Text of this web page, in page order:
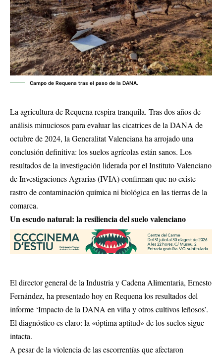
Campo de Requena tras el paso de la DANA.
La agricultura de Requena respira tranquila. Tras dos años de
análisis minuciosos para evaluar las cicatrices de la DANA de
octubre de 2024, la Generalitat Valenciana ha arrojado una
conclusión definitiva: los suelos agrícolas están sanos. Los
resultados de la investigación liderada por el Instituto Valenciano
de Investigaciones Agrarias (IVIA) confirman que no existe
rastro de contaminación química ni biológica en las tierras de la
comarca.
Un escudo natural: la resiliencia del suelo valenciano
El director general de la Industria y Cadena Alimentaria, Ernesto
Fernández, ha presentado hoy en Requena los resultados del
informe ‘Impacto de la DANA en viña y otros cultivos leñosos’.
El diagnóstico es claro: la «óptima aptitud» de los suelos sigue
intacta.
A pesar de la violencia de las escorrentías que afectaron